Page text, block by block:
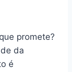
promete?
da
é